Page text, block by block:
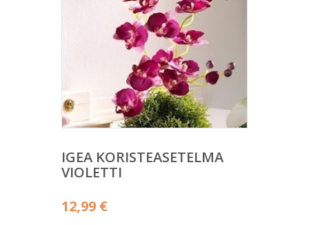
IGEA KORISTEASETELMA
VIOLETTI
12,99 €